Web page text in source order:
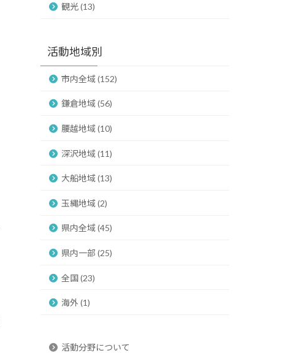
観光 (13)
活動地域別
市内全域 (152)
鎌倉地域 (56)
腰越地域 (10)
深沢地域 (11)
大船地域 (13)
玉縄地域 (2)
県内全域 (45)
県内一部 (25)
全国 (23)
海外 (1)
活動分野について